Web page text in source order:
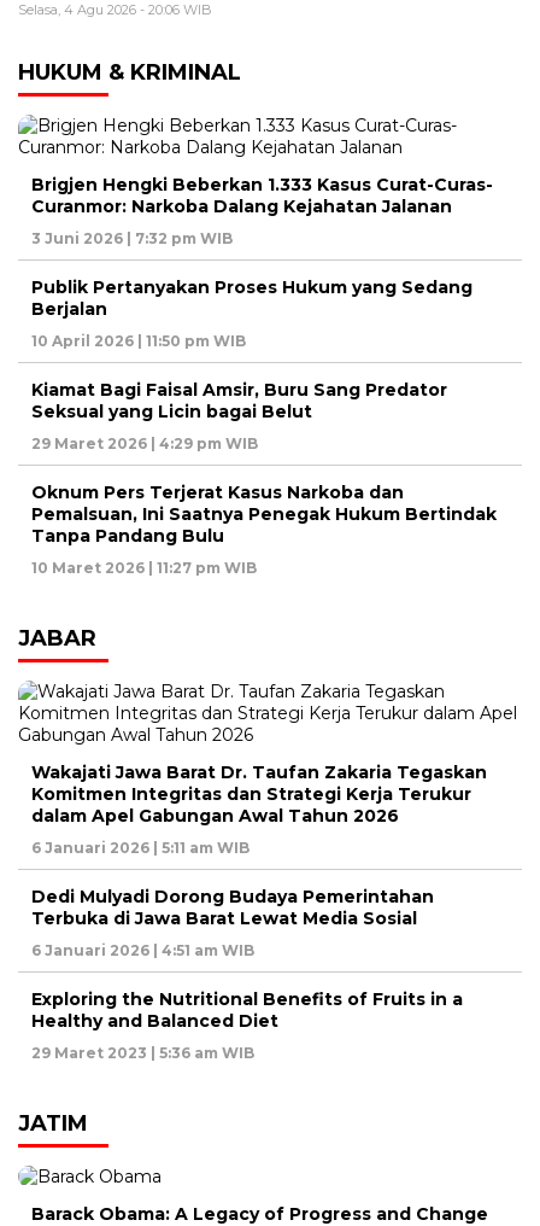
Selasa, 4 Agu 2026 - 20:06 WIB
HUKUM & KRIMINAL
Brigjen Hengki Beberkan 1.333 Kasus Curat-Curas-
Curanmor: Narkoba Dalang Kejahatan Jalanan
3 Juni 2026 | 7:32 pm WIB
Publik Pertanyakan Proses Hukum yang Sedang
Berjalan
10 April 2026 | 11:50 pm WIB
Kiamat Bagi Faisal Amsir, Buru Sang Predator
Seksual yang Licin bagai Belut
29 Maret 2026 | 4:29 pm WIB
Oknum Pers Terjerat Kasus Narkoba dan
Pemalsuan, Ini Saatnya Penegak Hukum Bertindak
Tanpa Pandang Bulu
10 Maret 2026 | 11:27 pm WIB
JABAR
Wakajati Jawa Barat Dr. Taufan Zakaria Tegaskan
Komitmen Integritas dan Strategi Kerja Terukur
dalam Apel Gabungan Awal Tahun 2026
6 Januari 2026 | 5:11 am WIB
Dedi Mulyadi Dorong Budaya Pemerintahan
Terbuka di Jawa Barat Lewat Media Sosial
6 Januari 2026 | 4:51 am WIB
Exploring the Nutritional Benefits of Fruits in a
Healthy and Balanced Diet
29 Maret 2023 | 5:36 am WIB
JATIM
Barack Obama: A Legacy of Progress and Change